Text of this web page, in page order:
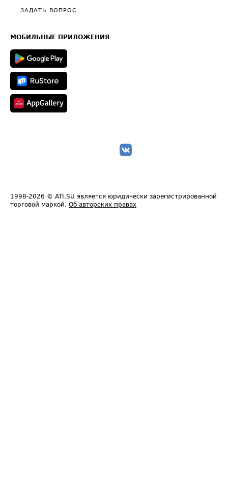
Общие положения
Полезное по перевозкам
Техническая информация
ЗАДАТЬ ВОПРОС
МОБИЛЬНЫЕ ПРИЛОЖЕНИЯ
1998-2026 © ATI.SU является юридически зарегистрированной
торговой маркой. Об авторских правах